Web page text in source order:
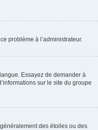
problème à l’administrateur.
Essayez de demander à
sur le site du groupe
des étoiles ou des